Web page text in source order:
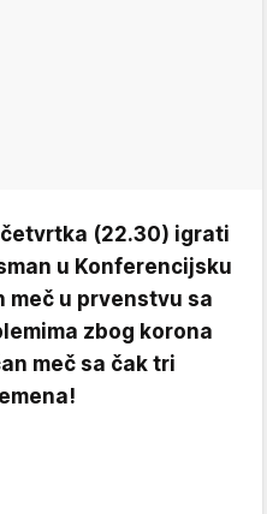
(22.30) igrati
u Konferencijsku
meč u prvenstvu sa
zbog korona
meč sa čak tri